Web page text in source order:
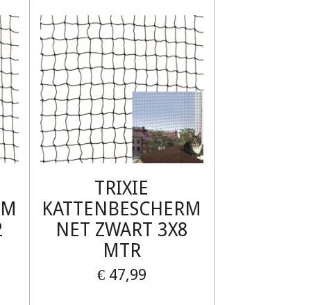
TRIXIE
KATTENBESCHERM
NET ZWART 3X8
MTR
€ 47,99